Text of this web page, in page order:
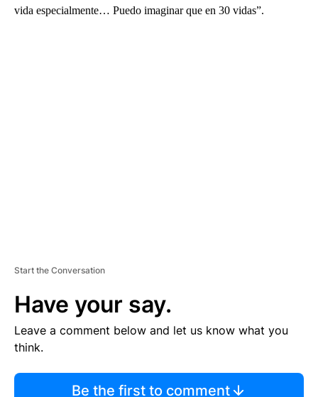
vida especialmente… Puedo imaginar que en 30 vidas”.
Start the Conversation
Have your say.
Leave a comment below and let us know what you
think.
Be the first to comment